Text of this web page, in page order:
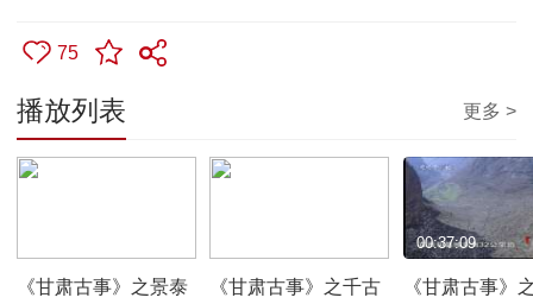
75
播放列表 更多 >
《甘肃古事》之景泰
《甘肃古事》之千古
《甘肃古事》
00:37:09